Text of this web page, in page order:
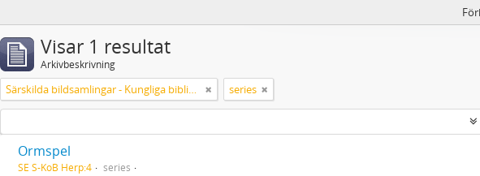
Visar 1 resultat
Arkivbeskrivning
Särskilda bildsamlingar - Kungliga biblioteket series
Ormspel
SE S-KoB Herp:4
series